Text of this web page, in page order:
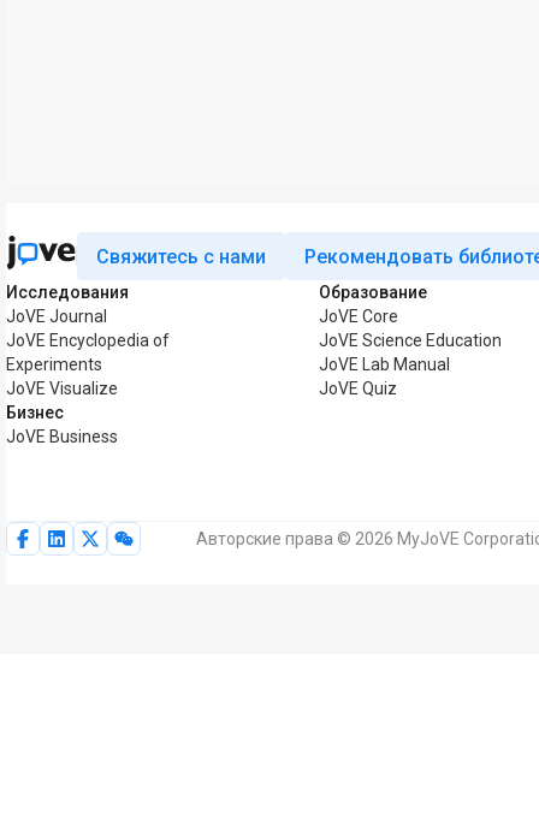
Свяжитесь с нами Рекомендовать
Исследования
JoVE Journal
JoVE Encyclopedia of
Experiments
JoVE Visualize
Бизнес
JoVE Business
Образование
JoVE Core
JoVE Science Education
JoVE Lab Manual
JoVE Quiz
Авторские права © 2026 MyJoVE